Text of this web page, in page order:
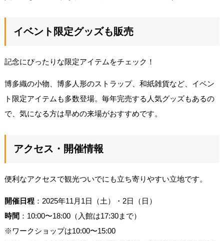
イベント限定グッズも販売
記念にぴったりな限定アイテムをチェック！
博多織の小物、博多人形のストラップ、和紙雑貨など、イベン
ト限定アイテムも多数登場。毎年完売する人気グッズもあるの
で、気になる方は早めの来場がおすすめです。
アクセス・開催情報
便利なアクセスで観光ついでにも立ち寄りやすい立地です。
開催日程：2025年11月1日（土）・2日（日）
時間 ：10:00〜18:00（入館は17:30まで）
※ワークショップは10:00〜15:00